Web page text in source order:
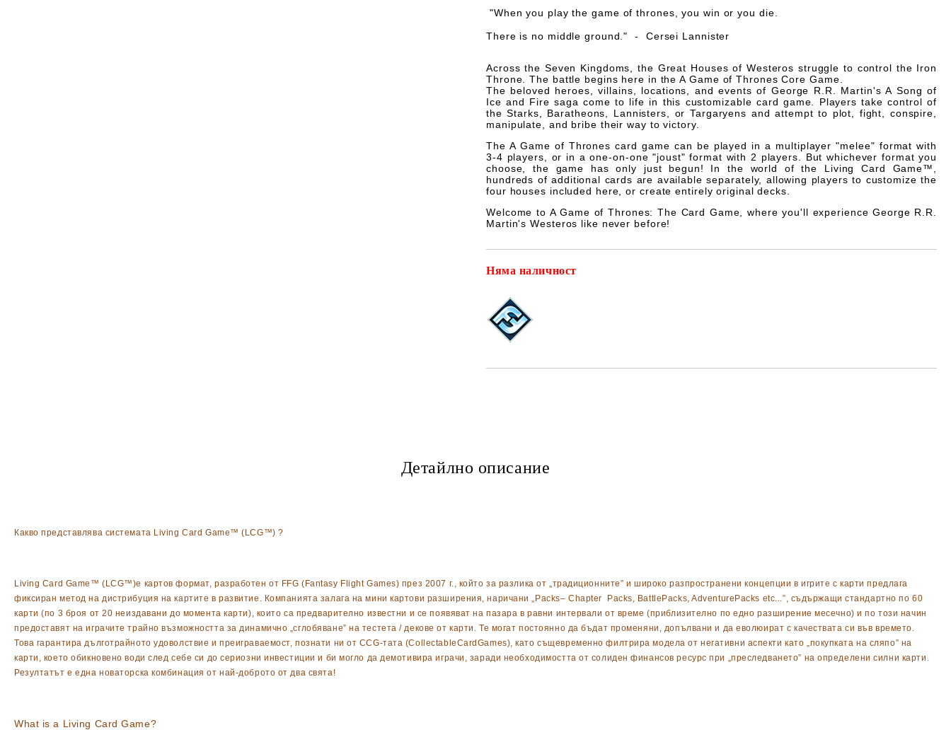
"When you play the game of thrones, you win or you die.
There is no middle ground." - Cersei Lannister
Across the Seven Kingdoms, the Great Houses of Westeros struggle to control the Iron
Throne. The battle begins here in theA Game of Thrones Core Game
The beloved heroes, villains, locations, and events of George R.R. Martin'sA Song of
Ice and Fire saga come to life in this customizable card game. Players take control of
the Starks, Baratheons, Lannisters, or Targaryens and attempt to plot, fight, conspire,
manipulate, and bribe their way to victory.
The A Game of Thrones card game can be played in a multiplayer "melee" format with
3-4 players, or in a one-on-one "joust" format with 2 players. But whichever format you
choose, the game has only just begun! In the world of the Living Card Game™,
hundreds of additional cards are available separately, allowing players to customize the
four houses included here, or create entirely original decks.
Welcome to A Game of Thrones: The Card Game , where you'll experience George R.R.
Martin's Westeros like never before!
Няма наличност
Детайлно описание
Какво представлява системата Living Card Game™ (LCG™) ?
Living Card Game™ (LCG™)е картов формат, разработен от FFG (Fantasy Flight Games) през 2007 г., който за разлика от „традиционните” и широко разпространени концепции в игрите с карти предлага
фиксиран метод на дистрибуция на картите в развитие. Компанията залага на мини картови разширения, наричани „Packs– Chapter Packs, BattlePacks, AdventurePacks etc...”, съдържащи стандартно по 60
карти (по 3 броя от 20 неиздавани до момента карти), които са предварително известни и се появяват на пазара в равни интервали от време (приблизително по едно разширение месечно) и по този начин
предоставят на играчите трайно възможността за динамично „сглобяване” на тестета / декове от карти. Те могат постоянно да бъдат променяни, допълвани и да еволюират с качествата си във времето.
Това гарантира дълготрайното удоволствие и преиграваемост, познати ни от CCG-тата (CollectableCardGames), като същевременно филтрира модела от негативни аспекти като „покупката на сляпо” на
карти, което обикновено води след себе си до сериозни инвестиции и би могло да демотивира играчи, заради необходимостта от солиден финансов ресурс при „преследването” на определени силни карти.
Резултатът е една новаторска комбинация от най-доброто от два свята!
What is a Living Card Game?